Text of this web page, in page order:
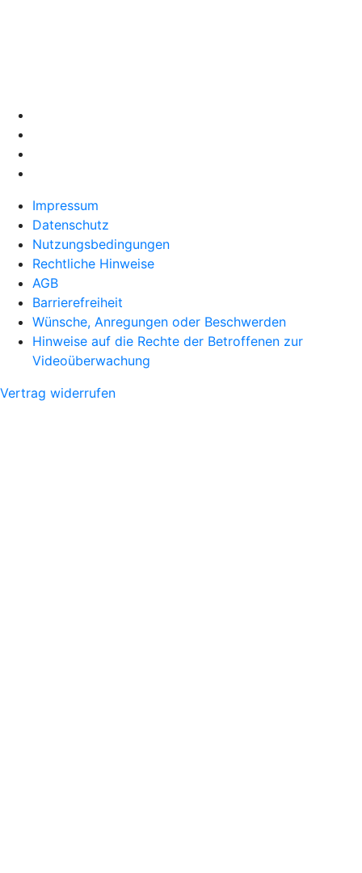
Impressum
Datenschutz
Nutzungsbedingungen
Rechtliche Hinweise
AGB
Barrierefreiheit
Wünsche, Anregungen oder Beschwerden
Hinweise auf die Rechte der Betroffenen zur
Videoüberwachung
Vertrag widerrufen